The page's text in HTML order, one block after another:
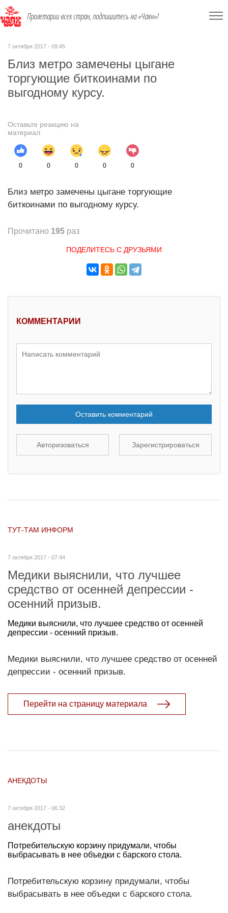
Пролетарии всех стран, подпишитесь на «Чаян»!
7 октября 2017 - 09:45
Близ метро замечены цыгане
торгующие биткоинами по
выгодному курсу.
Оставьте реакцию на
материал
0 0 0 0 0
Близ метро замечены цыгане торгующие
биткоинами по выгодному курсу.
Прочитано 195 раз
ПОДЕЛИТЕСЬ С ДРУЗЬЯМИ
КОММЕНТАРИИ
Оставить комментарий
Авторизоваться Зарегистрироваться
ТУТ-ТАМ ИНФОРМ
7 октября 2017 - 07:44
Медики выяснили, что лучшее
средство от осенней депрессии -
осенний призыв.
Медики выяснили, что лучшее средство от осенней
депрессии - осенний призыв.
Медики выяснили, что лучшее средство от осенней
депрессии - осенний призыв.
Перейти на страницу материала
АНЕКДОТЫ
7 октября 2017 - 06:32
анекдоты
Потребительскую корзину придумали, чтобы
выбрасывать в нее объедки с барского стола.
Потребительскую корзину придумали, чтобы
выбрасывать в нее объедки с барского стола.